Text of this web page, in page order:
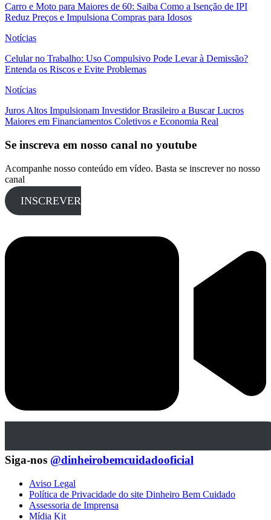
Carro e Moto para Maiores de 60: Saiba Como a Isenção de IPI
Reduz Preços e Impulsiona Compras para Idosos
Notícias
Celular no Trabalho: Uso Compulsivo Pode Levar à Demissão?
Entenda os Riscos e Evite Problemas
Notícias
Juros Altos Impulsionam Investidor Brasileiro a Buscar Lucros
Maiores em Financiamentos Coletivos e Economia Real
Se inscreva em nosso canal no youtube
Acompanhe nosso conteúdo em vídeo. Basta se inscrever no nosso
canal
INSCREVER
Siga-nos @dinheirobemcuidadooficial
Aviso Legal
Política de Privacidade do site Dinheiro Bem Cuidado
Assessoria de Imprensa
Mídia Kit